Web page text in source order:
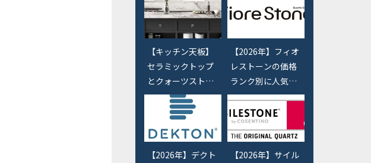
ル・クリナップ・
パナソニック・タ
カラなど】
の価格と選び方
【miele】
【キッチン天板】
セラミックトップ
とクォーツストー
ンの選び方とメリ
ット・デメリット
【2026年】フィオ
レストーンの価格
ランク別に人気色
を並べてみまし
た。【アイカ・タ
カラのキッチン天
板】
【2026年】デクト
【2026年】サイル